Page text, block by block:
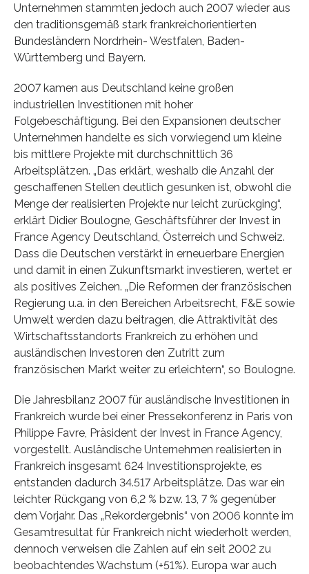
Unternehmen stammten jedoch auch 2007 wieder aus
den traditionsgemäß stark frankreichorientierten
Bundesländern Nordrhein- Westfalen, Baden-
Württemberg und Bayern.
2007 kamen aus Deutschland keine großen
industriellen Investitionen mit hoher
Folgebeschäftigung. Bei den Expansionen deutscher
Unternehmen handelte es sich vorwiegend um kleine
bis mittlere Projekte mit durchschnittlich 36
Arbeitsplätzen. „Das erklärt, weshalb die Anzahl der
geschaffenen Stellen deutlich gesunken ist, obwohl die
Menge der realisierten Projekte nur leicht zurückging“,
erklärt Didier Boulogne, Geschäftsführer der Invest in
France Agency Deutschland, Österreich und Schweiz.
Dass die Deutschen verstärkt in erneuerbare Energien
und damit in einen Zukunftsmarkt investieren, wertet er
als positives Zeichen. „Die Reformen der französischen
Regierung u.a. in den Bereichen Arbeitsrecht, F&E sowie
Umwelt werden dazu beitragen, die Attraktivität des
Wirtschaftsstandorts Frankreich zu erhöhen und
ausländischen Investoren den Zutritt zum
französischen Markt weiter zu erleichtern“, so Boulogne.
Die Jahresbilanz 2007 für ausländische Investitionen in
Frankreich wurde bei einer Pressekonferenz in Paris von
Philippe Favre, Präsident der Invest in France Agency,
vorgestellt. Ausländische Unternehmen realisierten in
Frankreich insgesamt 624 Investitionsprojekte, es
entstanden dadurch 34.517 Arbeitsplätze. Das war ein
leichter Rückgang von 6,2 % bzw. 13, 7 % gegenüber
dem Vorjahr. Das „Rekordergebnis“ von 2006 konnte im
Gesamtresultat für Frankreich nicht wiederholt werden,
dennoch verweisen die Zahlen auf ein seit 2002 zu
beobachtendes Wachstum (+51%). Europa war auch